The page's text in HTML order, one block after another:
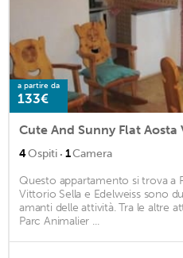
a partire da
133€
Cute And Sunny Flat Aosta
4Ospiti · 1Camera
Questo appartamento si trova a
Vittorio Sella e Edelweiss sono
amanti delle attività. Tra le altre
Parc Animalier ...